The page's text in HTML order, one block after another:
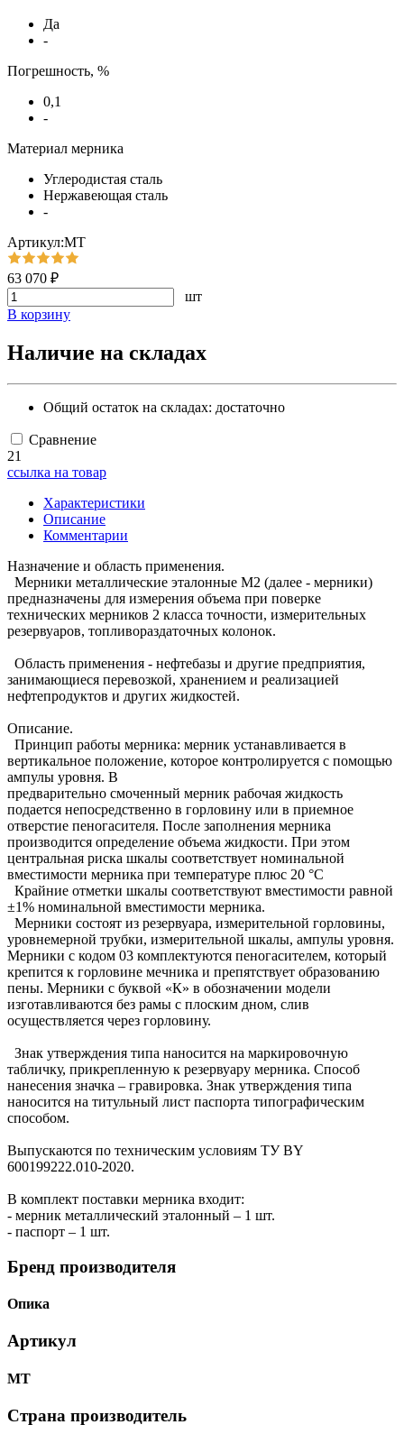
Да
-
Погрешность, %
0,1
-
Материал мерника
Углеродистая сталь
Нержавеющая сталь
-
Артикул:МТ
63 070 ₽
шт
В корзину
Наличие на складах
Общий остаток на складах: достаточно
Сравнение
21
ссылка на товар
Характеристики
Описание
Комментарии
Назначение и область применения.
Мерники металлические эталонные М2 (далее - мерники)
предназначены для измерения объема при поверке
технических мерников 2 класса точности, измерительных
резервуаров, топливораздаточных колонок.
Область применения - нефтебазы и другие предприятия,
занимающиеся перевозкой, хранением и реализацией
нефтепродуктов и других жидкостей.
Описание.
Принцип работы мерника: мерник устанавливается в
вертикальное положение, которое контролируется с помощью
ампулы уровня. B
предварительно смоченный мерник рабочая жидкость
подается непосредственно в горловину или в приемное
отверстие пеногасителя. После заполнения мерника
производится определение объема жидкости. При этом
центральная риска шкалы соответствует номинальной
вместимости мерника при температуре плюс 20 °С
Крайние отметки шкалы соответствуют вместимости равной
±1% номинальной вместимости мерника.
Мерники состоят из резервуара, измерительной горловины,
уровнемерной трубки, измерительной шкалы, ампулы уровня.
Мерники с кодом 03 комплектуются пеногасителем, который
крепится к горловине мечника и препятствует образованию
пены. Мерники с буквой «К» в обозначении модели
изготавливаются без рамы с плоским дном, слив
осуществляется через горловину.
Знак утверждения типа наносится на маркировочную
табличку, прикрепленную к резервуару мерника. Способ
нанесения значка – гравировка. Знак утверждения типа
наносится на титульный лист паспорта типографическим
способом.
Выпускаются по техническим условиям ТУ BY
600199222.010-2020.
В комплект поставки мерника входит:
- мерник металлический эталонный – 1 шт.
- паспорт – 1 шт.
Бренд производителя
Опика
Артикул
МТ
Страна производитель